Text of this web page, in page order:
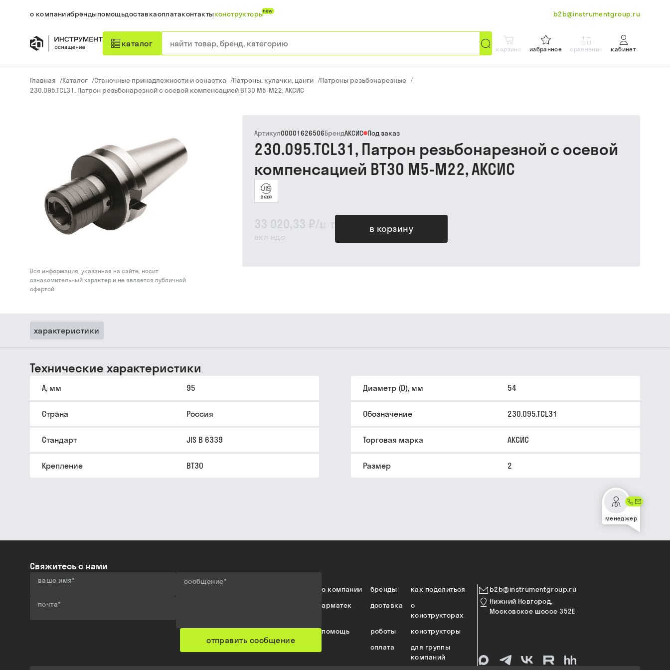
о компаниибрендыпомощьдоставкаоплатаконтактыконструкторыnew b2b@instrumentgroup.ru
каталог
корзина избранное сравнение кабинет
Главная /Каталог /Станочные принадлежности и оснастка /Патроны, кулачки, цанги /Патроны резьбонарезные /
230.095.TCL31, Патрон резьбонарезной с осевой компенсацией BT30 M5-M22, АКСИС
Вся информация, указанная на сайте, носит
ознакомительный характер и не является публичной
офертой.
33 020,33 ₽/шт
вкл ндс
в корзину
Артикул00001626506БрендАКСИС Под заказ
230.095.TCL31, Патрон резьбонарезной с осевой
компенсацией BT30 M5-M22, АКСИС
характеристики
Технические характеристики
A, мм 95 Диаметр (D), мм 54
Страна Россия Обозначение 230.095.TCL31
Стандарт JIS B 6339 Торговая марка АКСИС
Крепление BT30 Размер 2
менеджер
Свяжитесь с нами
ваше имя*
почта*
сообщение*
отправить сообщение
как поделиться
бренды
о компании
о
конструкторах
доставка
арматек
конструкторы
роботы
помощь
для группы
компаний
оплата
b2b@instrumentgroup.ru
Нижний Новгород,
Московское шоссе 352Е